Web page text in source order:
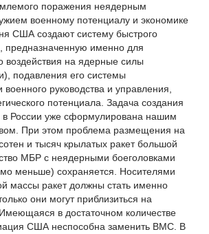
поражения неядерным
военному потенциалу и экономике
США создают систему быстрого
предназначенную именно для
воздействия на ядерные силы
подавления его системы
военного руководства и управления,
потенциала. Задача создания
в России уже сформулирована нашим
При этом проблема размещения на
и тысяч крылатых ракет большой
МБР с неядерными боеголовками
меньше) сохраняется. Носителями
массы ракет должны стать именно
они могут приблизиться на
в достаточном количестве
США неспособна заменить ВМС. В